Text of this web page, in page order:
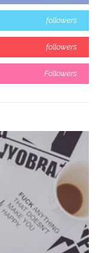
followers
followers
Followers